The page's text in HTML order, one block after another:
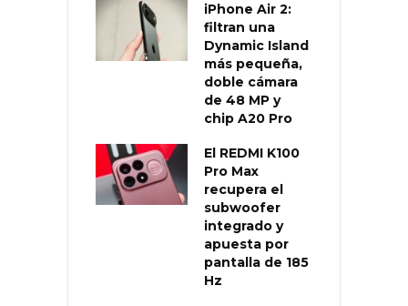
iPhone Air 2:
filtran una
Dynamic Island
más pequeña,
doble cámara
de 48 MP y
chip A20 Pro
El REDMI K100
Pro Max
recupera el
subwoofer
integrado y
apuesta por
pantalla de 185
Hz